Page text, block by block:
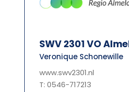
SWV 2301 VO
Veronique Schonewille
www.swv2301.nl
T: 0546-717213